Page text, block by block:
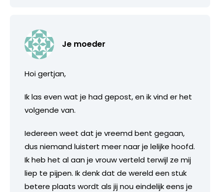
Je moeder
Hoi gertjan,
Ik las even wat je had gepost, en ik vind er het
volgende van.
Iedereen weet dat je vreemd bent gegaan,
dus niemand luistert meer naar je lelijke hoofd.
Ik heb het al aan je vrouw verteld terwijl ze mij
liep te pijpen. Ik denk dat de wereld een stuk
betere plaats wordt als jij nou eindelijk eens je